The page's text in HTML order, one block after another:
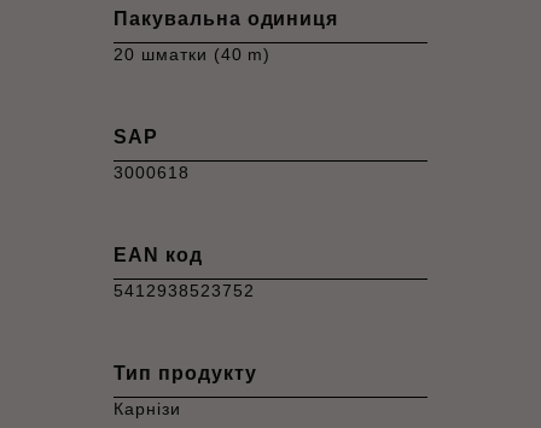
Пакувальна одиниця
20 шматки (40 m)
SAP
3000618
EAN код
5412938523752
Тип продукту
Карнізи